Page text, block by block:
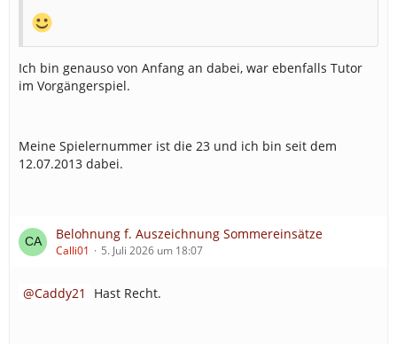
Ich bin genauso von Anfang an dabei, war ebenfalls Tutor
im Vorgängerspiel.
Meine Spielernummer ist die 23 und ich bin seit dem
12.07.2013 dabei.
Belohnung f. Auszeichnung Sommereinsätze
Calli01 5. Juli 2026 um 18:07
Caddy21 Hast Recht.